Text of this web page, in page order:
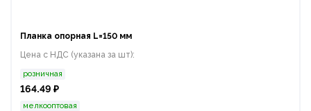
Планка опорная L=150 мм
Цена с НДС (указана за шт):
розничная
164.49 ₽
мелкооптовая